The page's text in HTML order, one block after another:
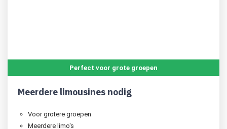
Perfect voor grote groepen
Meerdere limousines nodig
Voor grotere groepen
Meerdere limo's